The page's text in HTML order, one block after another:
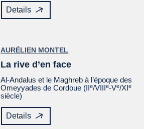
Details
AURÉLIEN MONTEL
La rive d’en face
Al-Andalus et le Maghreb à l’époque des
Omeyyades de Cordoue (IIe/VIIIe-Ve/XIe
siècle)
Details